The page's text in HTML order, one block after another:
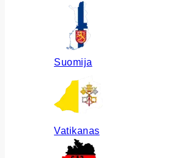
Suomija
Vatikanas